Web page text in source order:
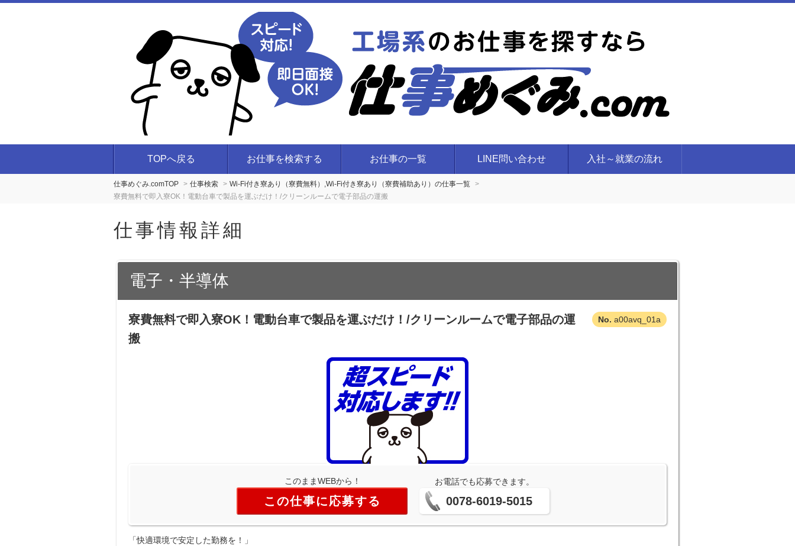
TOPへ戻る お仕事を検索する お仕事の一覧 LINE問い合わせ 入社～就業の流れ
仕事めぐみ.comTOP 仕事検索
Wi-Fi付き寮あり（寮費無料）,Wi-Fi付き寮あり（寮費補助あり）の仕事一覧
寮費無料で即入寮OK！電動台車で製品を運ぶだけ！/クリーンルームで電子部品の運搬
仕事情報詳細
電子・半導体
a00avq_01a
寮費無料で即入寮OK！電動台車で製品を運ぶだけ！/クリーンルームで電子部品の運
搬
このままWEBから！
この仕事に応募する
お電話でも応募できます。
0078-6019-5015
「快適環境で安定した勤務を！」